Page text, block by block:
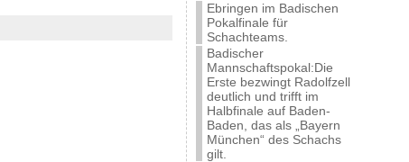
Ebringen im Badischen
Pokalfinale für
Schachteams.
Badischer
Mannschaftspokal:Die
Erste bezwingt Radolfzell
deutlich und trifft im
Halbfinale auf Baden-
Baden, das als „Bayern
München“ des Schachs
gilt.